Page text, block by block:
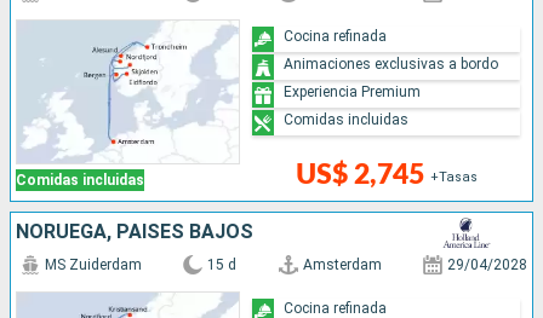
Comidas incluidas US$ 2,745 +Tasas
Cocina refinada
Animaciones exclusivas a bordo
Experiencia Premium
Comidas incluidas
NORUEGA, PAISES BAJOS
MS Zuiderdam 15 d Amsterdam 29/04/2028
Cocina refinada